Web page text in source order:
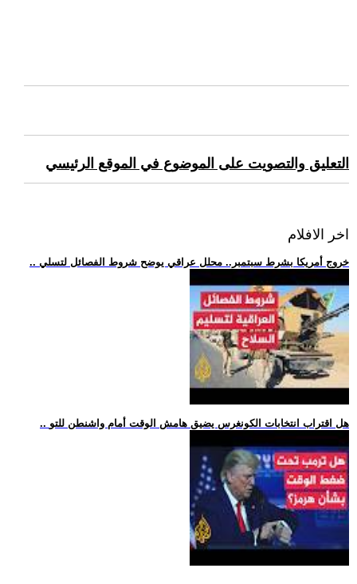
التعليق والتصويت على الموضوع في الموقع الرئيسي
اخر الافلام
.. خروج أمريكا بشرط سبتمبر.. محلل عراقي يوضح شروط الفصائل لتسلي
.. هل اقتراب انتخابات الكونغرس يضيق هامش الوقت أمام واشنطن للتو